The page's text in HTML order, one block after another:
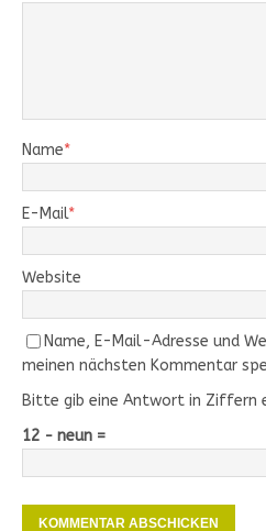
Name*
E-Mail*
Website
Name, E-Mail-Adresse und
meinen nächsten Kommentar
Bitte gib eine Antwort in Ziffern
12 − neun =